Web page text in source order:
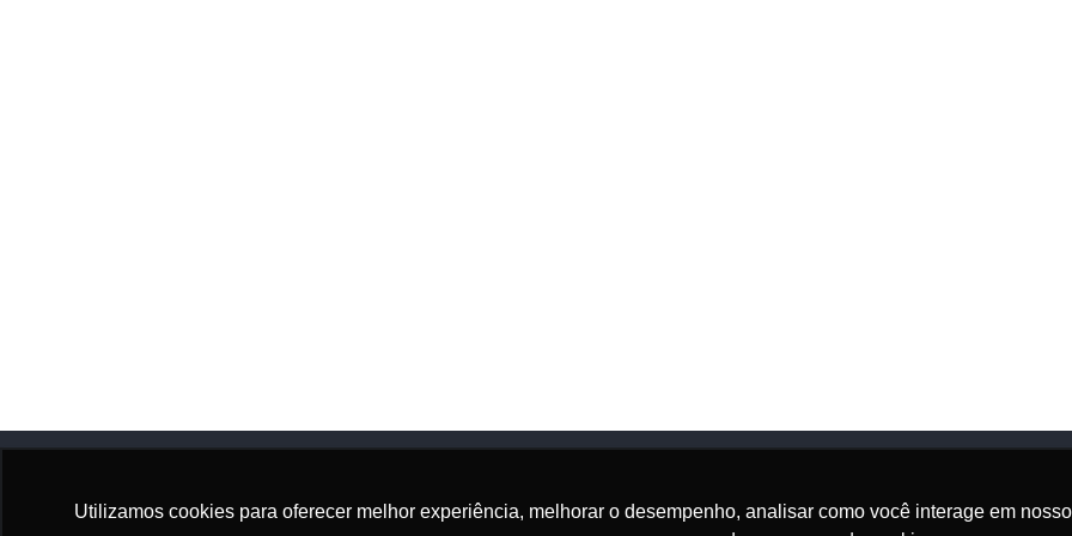
Utilizamos cookies para oferecer melhor experiência, melhorar o desempenho, analisar como você interage em
Onde Estamos